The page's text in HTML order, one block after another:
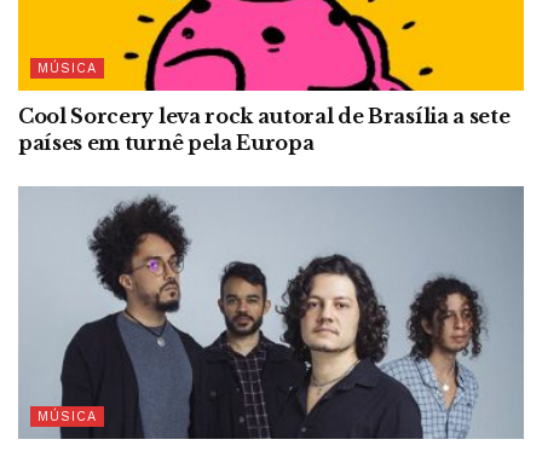
MÚSICA
Cool Sorcery leva rock autoral de Brasília a sete
países em turnê pela Europa
MÚSICA